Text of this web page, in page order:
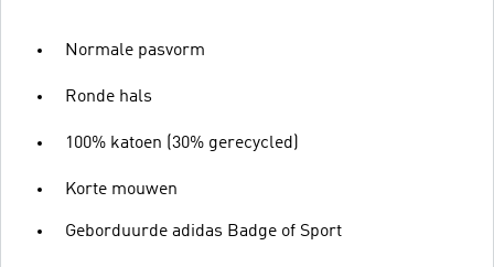
Normale pasvorm
Ronde hals
100% katoen (30% gerecycled)
Korte mouwen
Geborduurde adidas Badge of Sport